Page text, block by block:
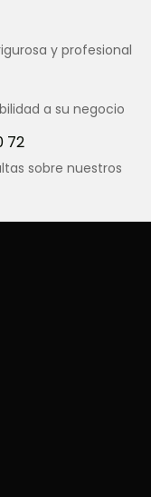
y profesional
a su negocio
72
sobre nuestros